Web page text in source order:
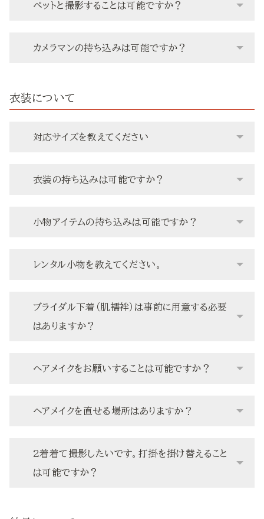
ペットと撮影することは可能ですか？
カメラマンの持ち込みは可能ですか？
衣装について
対応サイズを教えてください
衣装の持ち込みは可能ですか？
小物アイテムの持ち込みは可能ですか？
レンタル小物を教えてください。
ブライダル下着（肌襦袢）は事前に用意する必要
はありますか？
ヘアメイクをお願いすることは可能ですか？
ヘアメイクを直せる場所はありますか？
2着着て撮影したいです。打掛を掛け替えること
は可能ですか？